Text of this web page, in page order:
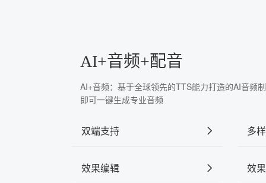
AI+音频+配音
AI+音频：基于全球领先的TTS能力打造的AI音频
即可一键生成专业音频
双端支持 多
效果编辑 效